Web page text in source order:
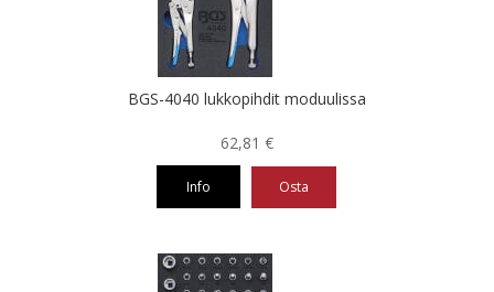
BGS-4040 lukkopihdit moduulissa
62,81 €
Info Osta